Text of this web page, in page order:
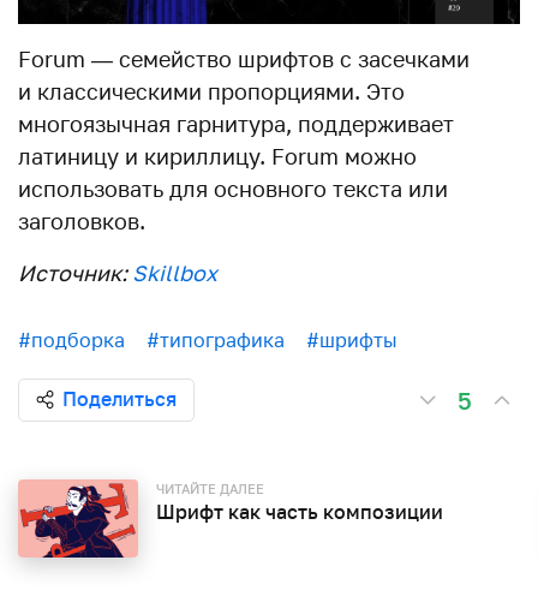
Forum — семейство шрифтов с засечками
и классическими пропорциями. Это
многоязычная гарнитура, поддерживает
латиницу и кириллицу. Forum можно
использовать для основного текста или
заголовков.
Источник:Skillbox
#подборка #типографика #шрифты
Поделиться 5
ЧИТАЙТЕ ДАЛЕЕ
Шрифт как часть композиции